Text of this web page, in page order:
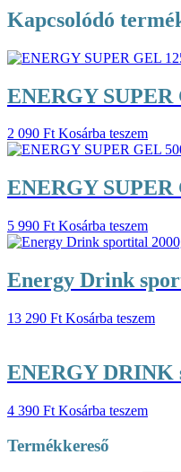
Kapcsolódó
ENERGY SUPER
2 090 Ft Kosárba teszem
ENERGY SUPER
5 990 Ft Kosárba teszem
Energy Drink
13 290 Ft Kosárba teszem
ENERGY DRINK
4 390 Ft Kosárba teszem
Termékkereső